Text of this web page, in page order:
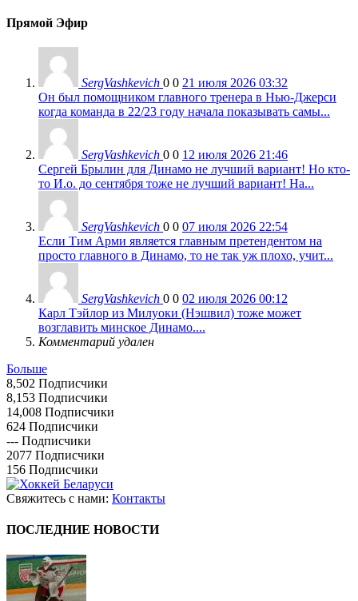
Прямой Эфир
SergVashkevich 0 0 21 июля 2026 03:32
Он был помощником главного тренера в Нью-Джерси
когда команда в 22/23 году начала показывать самы...
SergVashkevich 0 0 12 июля 2026 21:46
Сергей Брылин для Динамо не лучший вариант! Но кто-
то И.о. до сентября тоже не лучший вариант! На...
SergVashkevich 0 0 07 июля 2026 22:54
Если Тим Арми является главным претендентом на
просто главного в Динамо, то не так уж плохо, учит...
SergVashkevich 0 0 02 июля 2026 00:12
Карл Тэйлор из Милуоки (Нэшвил) тоже может
возглавить минское Динамо....
Комментарий удален
Больше
8,502 Подписчики
8,153 Подписчики
14,008 Подписчики
624 Подписчики
--- Подписчики
2077 Подписчики
156 Подписчики
Свяжитесь с нами: Контакты
ПОСЛЕДНИЕ НОВОСТИ